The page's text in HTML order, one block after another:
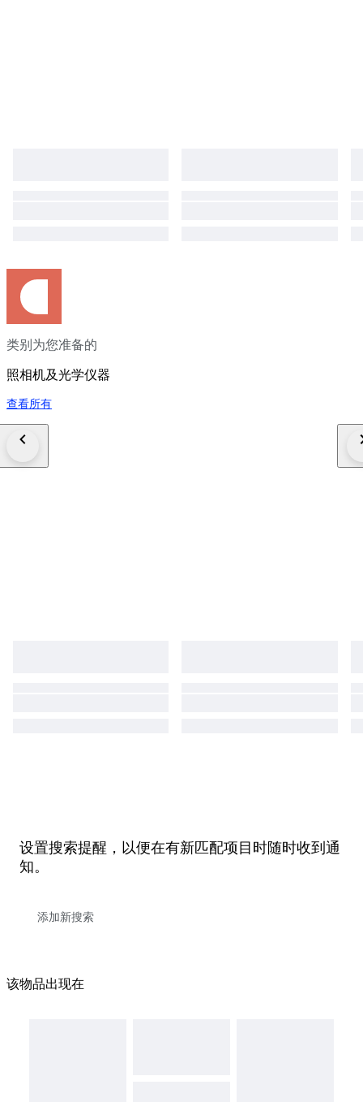
类别为您准备的
照相机及光学仪器
查看所有
设置搜索提醒，以便在有新匹配项目时随时收到通
知。
该物品出现在